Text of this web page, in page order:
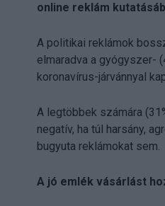
online reklám
A politikai reklámok
elmaradva a gyógyszer-
koronavírus-járvánnyal
A legtöbbek számára
negatív, ha túl harsány,
bugyuta reklámokat sem.
A jó emlék vásárlást